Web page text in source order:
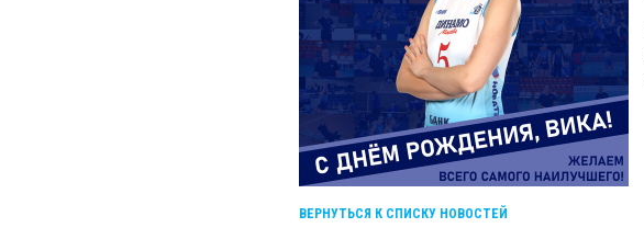
ВЕРНУТЬСЯ К СПИСКУ НОВОСТЕЙ